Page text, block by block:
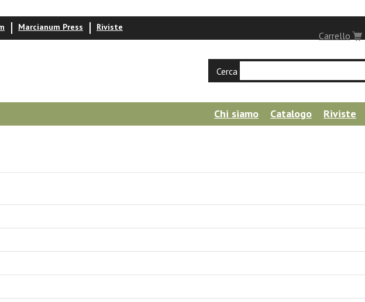
Carrello
Marcianum Press Riviste
Cerca
Chi siamo Catalogo Riviste